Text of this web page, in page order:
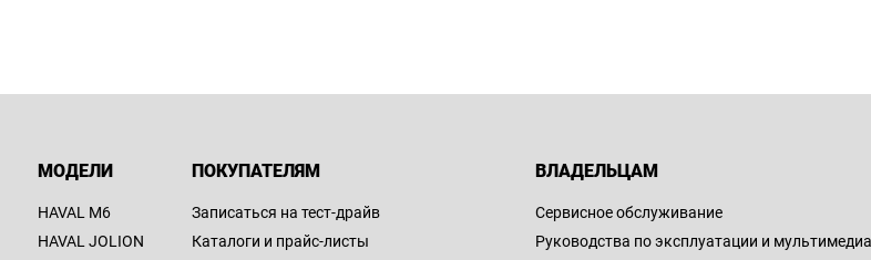
МОДЕЛИ
HAVAL M6
HAVAL JOLION
ПОКУПАТЕЛЯМ
Записаться на тест-драйв
Каталоги и прайс-листы
ВЛАДЕЛЬЦАМ
Сервисное обслуживание
Руководства по эксплуатации и мультимедиа